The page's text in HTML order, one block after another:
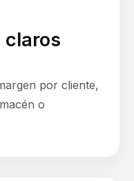
claros
por cliente,
o